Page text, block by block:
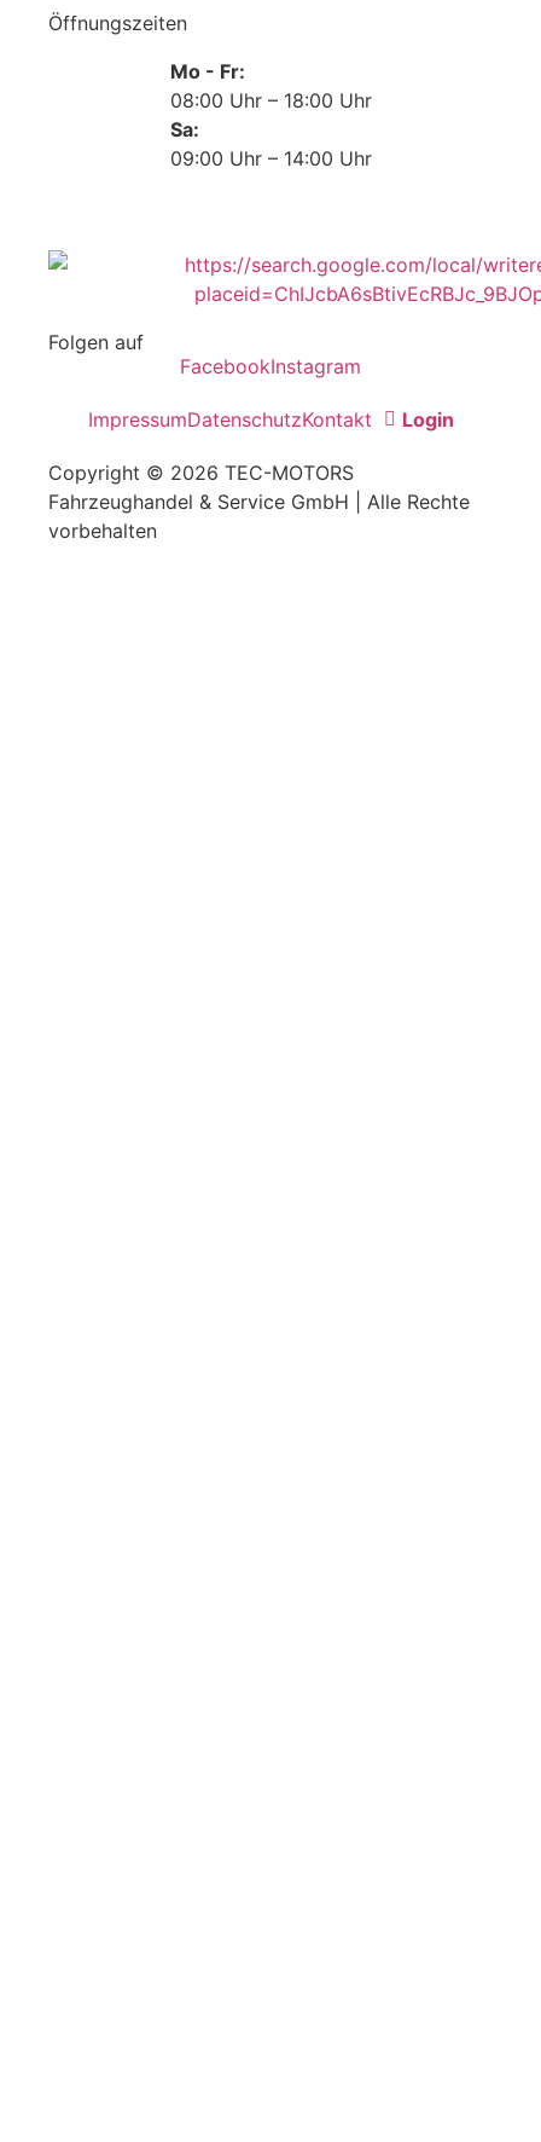
Öffnungszeiten
Mo - Fr:
08:00 Uhr – 18:00 Uhr
Sa:
09:00 Uhr – 14:00 Uhr
Folgen auf
FacebookInstagram
Copyright © 2026 TEC-MOTORS
Fahrzeughandel & Service GmbH | Alle Rechte
vorbehalten
ImpressumDatenschutzKontakt Login